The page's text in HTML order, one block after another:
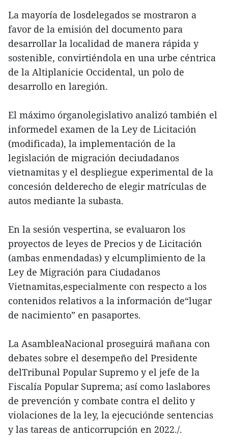
La mayoría de losdelegados se mostraron a
favor de la emisión del documento para
desarrollar la localidad de manera rápida y
sostenible, convirtiéndola en una urbe céntrica
de la Altiplanicie Occidental, un polo de
desarrollo en laregión.
El máximo órganolegislativo analizó también el
informedel examen de la Ley de Licitación
(modificada), la implementación de la
legislación de migración deciudadanos
vietnamitas y el despliegue experimental de la
concesión delderecho de elegir matrículas de
autos mediante la subasta.
En la sesión vespertina, se evaluaron los
proyectos de leyes de Precios y de Licitación
(ambas enmendadas) y elcumplimiento de la
Ley de Migración para Ciudadanos
Vietnamitas,especialmente con respecto a los
contenidos relativos a la información de“lugar
de nacimiento” en pasaportes.
La AsambleaNacional proseguirá mañana con
debates sobre el desempeño del Presidente
delTribunal Popular Supremo y el jefe de la
Fiscalía Popular Suprema; así como laslabores
de prevención y combate contra el delito y
violaciones de la ley, la ejecuciónde sentencias
y las tareas de anticorrupción en 2022./.